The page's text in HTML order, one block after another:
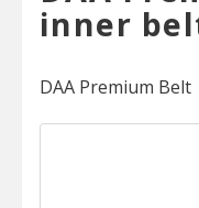
inner
DAA Premium